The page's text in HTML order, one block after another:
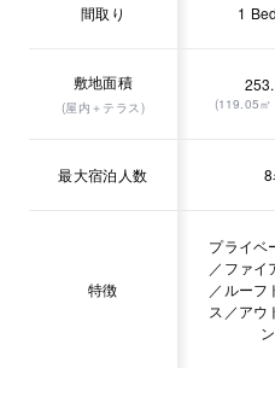
間取り 1
敷地面積
(屋内＋テラス) (119.05
最大宿泊人数 8
特徴
プライベ
／ファイ
／ルーフ
ス／アウ